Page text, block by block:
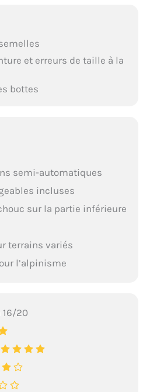
et erreurs de taille à la
bottes
semi-automatiques
incluses
sur la partie inférieure
terrains variés
l’alpinisme
16/20